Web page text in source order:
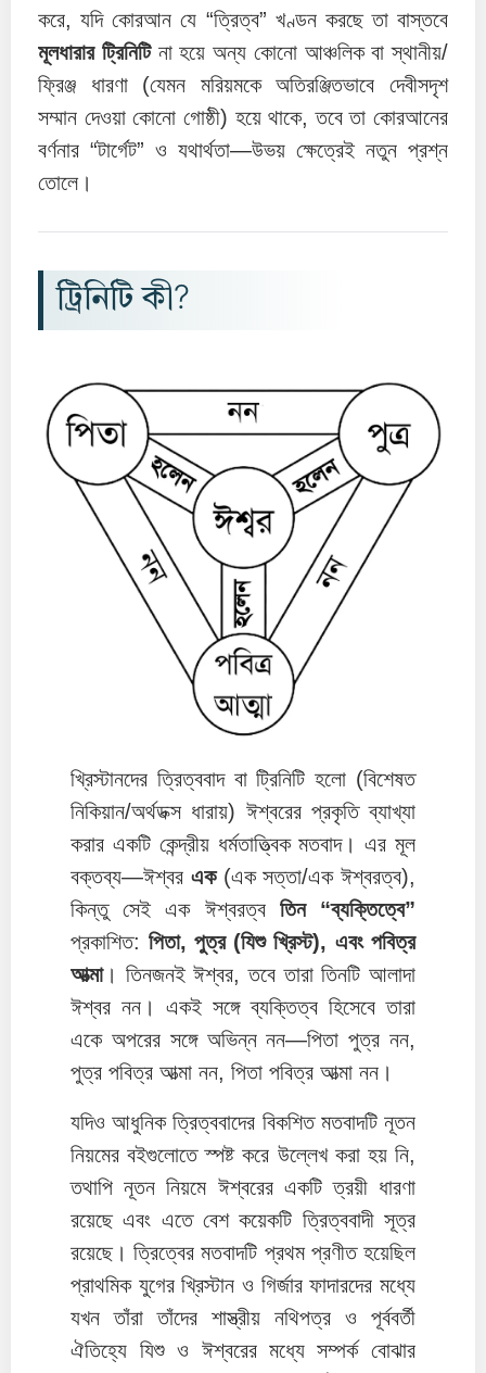
করে, যদি কোরআন যে “ত্রিত্ব” খণ্ডন করছে তা বাস্তবে
মূলধারার ট্রিনিটিনা হয়ে অন্য কোনো আঞ্চলিক বা স্থানীয়/
ফ্রিঞ্জ ধারণা (যেমন মরিয়মকে অতিরঞ্জিতভাবে দেবীসদৃশ
সম্মান দেওয়া কোনো গোষ্ঠী) হয়ে থাকে, তবে তা কোরআনের
বর্ণনার “টার্গেট” ও যথার্থতা—উভয় ক্ষেত্রেই নতুন প্রশ্ন
তোলে।
ট্রিনিটি কী?
খ্রিস্টানদের ত্রিত্ববাদ বা ট্রিনিটি হলো (বিশেষত
নিকিয়ান/অর্থডক্স ধারায়) ঈশ্বরের প্রকৃতি ব্যাখ্যা
করার একটি কেন্দ্রীয় ধর্মতাত্ত্বিক মতবাদ। এর মূল
বক্তব্য—ঈশ্বর এক(এক সত্তা/এক ঈশ্বরত্ব),
কিন্তু সেই এক ঈশ্বরত্ব তিন “ব্যক্তিত্বে”
প্রকাশিত: পিতা, পুত্র (যিশু খ্রিস্ট), এবং পবিত্র
আত্মা। তিনজনই ঈশ্বর, তবে তারা তিনটি আলাদা
ঈশ্বর নন। একই সঙ্গে ব্যক্তিত্ব হিসেবে তারা
একে অপরের সঙ্গে অভিন্ন নন—পিতা পুত্র নন,
পুত্র পবিত্র আত্মা নন, পিতা পবিত্র আত্মা নন।
যদিও আধুনিক ত্রিত্ববাদের বিকশিত মতবাদটি নূতন
নিয়মের বইগুলোতে স্পষ্ট করে উল্লেখ করা হয় নি,
তথাপি নূতন নিয়মে ঈশ্বরের একটি ত্রয়ী ধারণা
রয়েছে এবং এতে বেশ কয়েকটি ত্রিত্ববাদী সূত্র
রয়েছে। ত্রিত্বের মতবাদটি প্রথম প্রণীত হয়েছিল
প্রাথমিক যুগের খ্রিস্টান ও গির্জার ফাদারদের মধ্যে
যখন তাঁরা তাঁদের শাস্ত্রীয় নথিপত্র ও পূর্ববর্তী
ঐতিহ্যে যিশু ও ঈশ্বরের মধ্যে সম্পর্ক বোঝার